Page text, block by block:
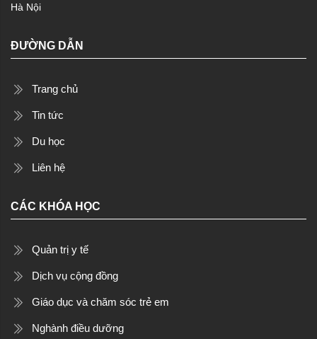
Hà Nội
ĐƯỜNG DẪN
Trang chủ
Tin tức
Du học
Liên hệ
CÁC KHÓA HỌC
Quản trị y tế
Dịch vụ cộng đồng
Giáo dục và chăm sóc trẻ em
Nghành điều dưỡng